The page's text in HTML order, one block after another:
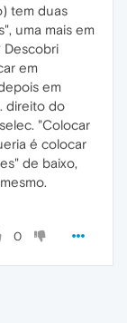
tem duas
uma mais em
Descobri
em
em
direito do
"Colocar
é colocar
de baixo,
0